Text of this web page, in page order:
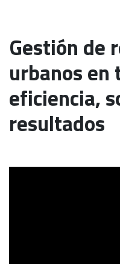
Gestión de
urbanos
eficiencia,
resultados